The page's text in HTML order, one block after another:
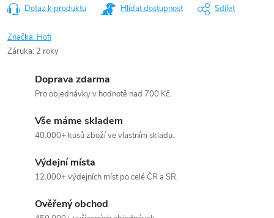
Dotaz k produktu Hlídat dostupnost Sdílet
Značka: Hofi
Záruka: 2 roky
Doprava zdarma
Pro objednávky v hodnotě nad 700 Kč.
Vše máme skladem
40.000+ kusů zboží ve vlastním skladu.
Výdejní místa
12.000+ výdejních míst po celé ČR a SR.
Ověřený obchod